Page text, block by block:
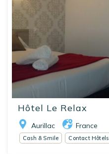
Hôtel Le Relax
Aurillac France
Cash & Smile Contact Hôtels